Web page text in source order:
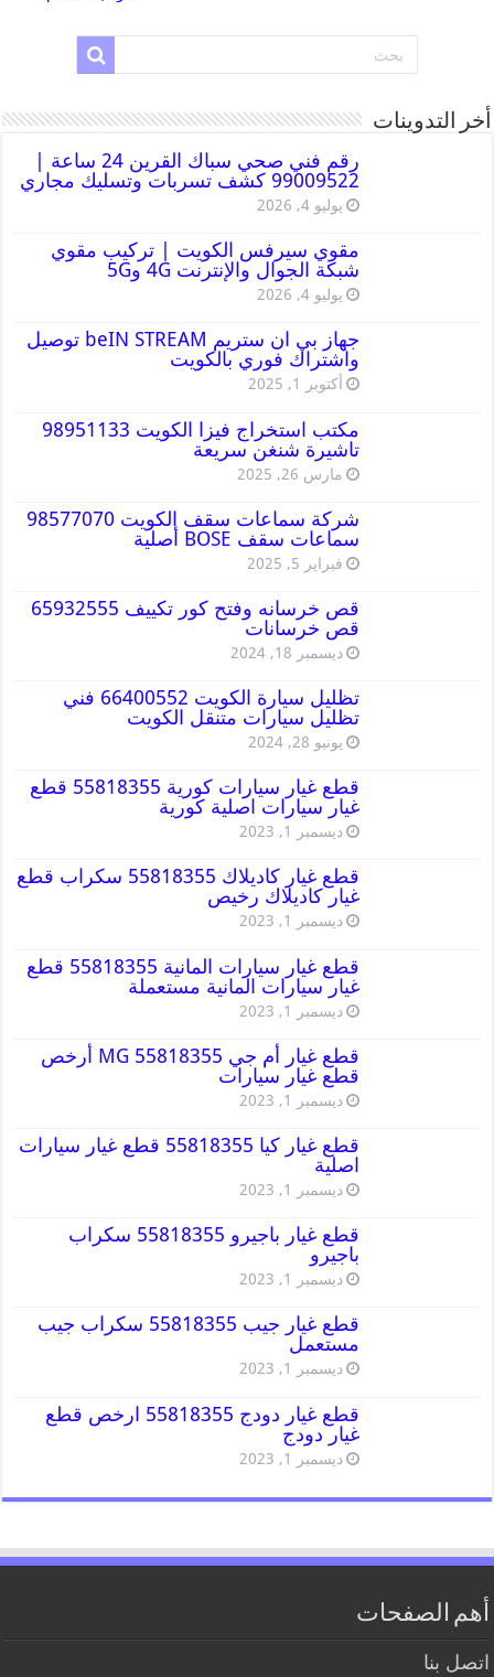
أخر التدوينات
رقم فني صحي سباك القرين 24 ساعة |
99009522 كشف تسربات وتسليك مجاري
يوليو 4, 2026
مقوي سيرفس الكويت | تركيب مقوي
شبكة الجوال والإنترنت 4G و5G
يوليو 4, 2026
جهاز بي ان ستريم beIN STREAM توصيل
واشتراك فوري بالكويت
أكتوبر 1, 2025
مكتب استخراج فيزا الكويت 98951133
تاشيرة شنغن سريعة
مارس 26, 2025
شركة سماعات سقف الكويت 98577070
سماعات سقف BOSE أصلية
فبراير 5, 2025
قص خرسانه وفتح كور تكييف 65932555
قص خرسانات
ديسمبر 18, 2024
تظليل سيارة الكويت 66400552 فني
تظليل سيارات متنقل الكويت
يونيو 28, 2024
قطع غيار سيارات كورية 55818355 قطع
غيار سيارات اصلية كورية
ديسمبر 1, 2023
قطع غيار كاديلاك 55818355 سكراب قطع
غيار كاديلاك رخيص
ديسمبر 1, 2023
قطع غيار سيارات المانية 55818355 قطع
غيار سيارات المانية مستعملة
ديسمبر 1, 2023
قطع غيار أم جي MG 55818355 أرخص
قطع غيار سيارات
ديسمبر 1, 2023
قطع غيار كيا 55818355 قطع غيار سيارات
اصلية
ديسمبر 1, 2023
قطع غيار باجيرو 55818355 سكراب
باجيرو
ديسمبر 1, 2023
قطع غيار جيب 55818355 سكراب جيب
مستعمل
ديسمبر 1, 2023
قطع غيار دودج 55818355 ارخص قطع
غيار دودج
ديسمبر 1, 2023
أهم الصفحات
اتصل بنا